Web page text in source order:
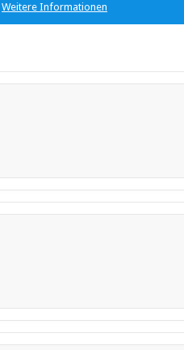
Weitere Informationen